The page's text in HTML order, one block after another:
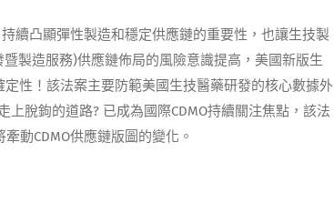
續凸顯彈性製造和穩定供應鏈的重要性，也讓生技製
製造服務)供應鏈佈局的風險意識提高，美國新版生
定性！該法案主要防範美國生技醫藥研發的核心數據外
脫鉤的道路? 已成為國際CDMO持續關注焦點，該法
動CDMO供應鏈版圖的變化。